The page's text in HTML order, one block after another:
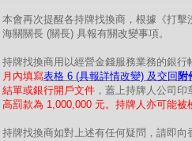
本會再次提醒各持牌找換商，根據《打
海關關長 (關長) 具報有關改變事項。
持牌找換商用以經營金錢服務業務的銀
月內填寫表格 6 (具報詳情改變) 及交回 附
結單或銀行開戶文件 ，蓋上持牌人公司印
高罰款為 1,000,000 元。持牌人亦可能
持牌找換商如對上述有任何疑問，請即向